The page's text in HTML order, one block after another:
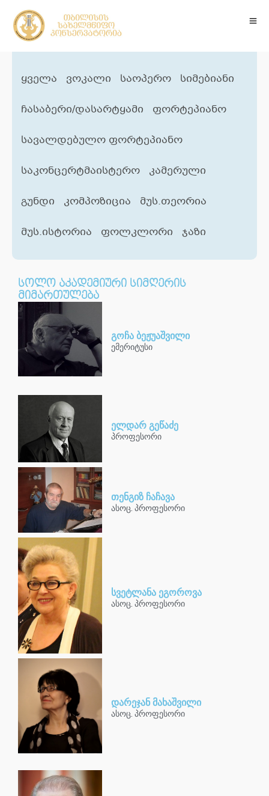
ყველა ვოკალი საოპერო სიმებიანი
ჩასაბერი/დასარტყამი ფორტეპიანო
სავალდებულო ფორტეპიანო
საკონცერტმაისტერო კამერული
გუნდი კომპოზიცია მუს.თეორია
მუს.ისტორია ფოლკლორი ჯაზი
სოლო აკადემიური სიმღერის
მიმართულება​
გოჩა ბეჟუაშვილი
ემერიტუსი
ელდარ გეწაძე
პროფესორი
თენგიზ ჩაჩავა
ასოც. პროფესორი
სვეტლანა ეგოროვა
ასოც. პროფესორი
დარეჯან მახაშვილი
ასოც. პროფესორი